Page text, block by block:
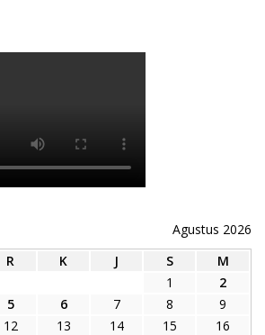
Agustus 2026
R K J S
M
1
2
5 6 7 8
9
12 13 14 15
16